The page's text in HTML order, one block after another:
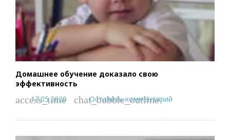
Домашнее обучение доказало свою
эффективность
access_time
17.05.2020 chat_bubble_outline
Оставить комментарий